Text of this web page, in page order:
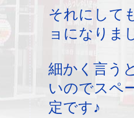
それにして
ョになりま
細かく言う
いのでスペ
定です♪